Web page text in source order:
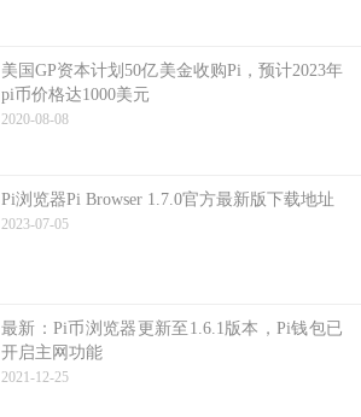
美国GP资本计划50亿美金收购Pi，预计2023年
pi币价格达1000美元
2020-08-08
Pi浏览器Pi Browser 1.7.0官方最新版下载地址
2023-07-05
最新：Pi币浏览器更新至1.6.1版本，Pi钱包已
开启主网功能
2021-12-25